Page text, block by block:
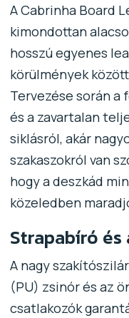
A Cabrinha Board
kimondottan
hosszú egyenes
körülmények
Tervezése során a
és a zavartalan
siklásról, akár
szakaszokról van
hogy a deszkád
közeledben
Strapabíró
A nagy
(PU) zsinór és az
csatlakozók